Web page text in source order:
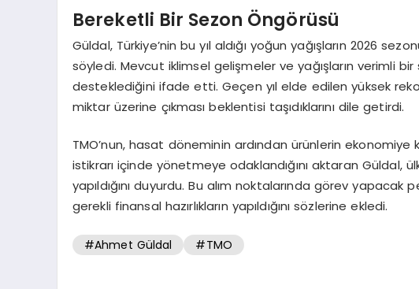
Bereketli Bir Sezon Öngörüsü
Güldal, Türkiye’nin bu yıl aldığı yoğun yağışların 2026
söyledi. Mevcut iklimsel gelişmeler ve yağışların verimli
desteklediğini ifade etti. Geçen yıl elde edilen yüksek
miktar üzerine çıkması beklentisi taşıdıklarını dile getirdi.
TMO’nun, hasat döneminin ardından ürünlerin ekonomiye
istikrarı içinde yönetmeye odaklandığını aktaran Güldal,
yapıldığını duyurdu. Bu alım noktalarında görev
gerekli finansal hazırlıkların yapıldığını sözlerine ekledi.
#Ahmet Güldal #TMO